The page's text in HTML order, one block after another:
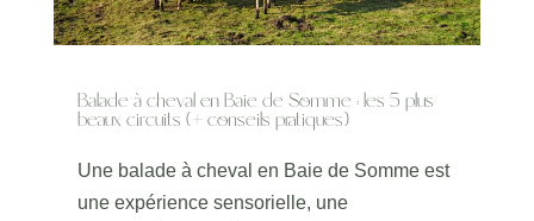
Balade à cheval en Baie de Somme : les 5 plus
beaux circuits (+ conseils pratiques)
Une balade à cheval en Baie de Somme est
une expérience sensorielle, une